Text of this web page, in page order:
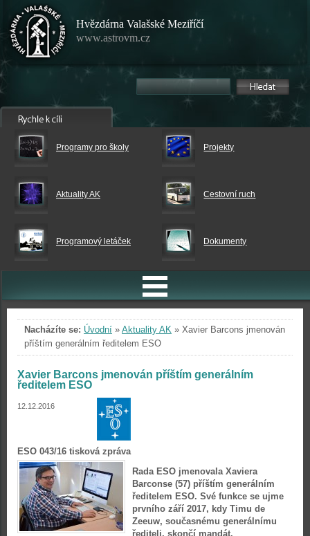
Hvězdárna Valašské Meziříčí
www.astrovm.cz
Programy pro školy Projekty
Aktuality AK Cestovní ruch
Programový letáček Dokumenty
Nacházíte se: Úvodní » Aktuality AK » Xavier Barcons jmenován
příštím generálním ředitelem ESO
Xavier Barcons jmenován příštím generálním
ředitelem ESO
12.12.2016
ESO 043/16 tisková zpráva
Rada ESO jmenovala Xaviera
Barconse (57) příštím generálním
ředitelem ESO. Své funkce se ujme
prvního září 2017, kdy Timu de
Zeeuw, současnému generálnímu
řediteli, skončí mandát.